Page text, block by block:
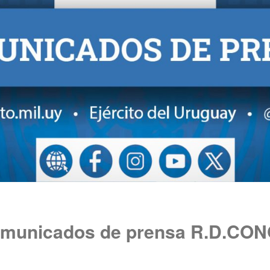
de prensa